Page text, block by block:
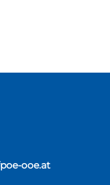
ooe.at